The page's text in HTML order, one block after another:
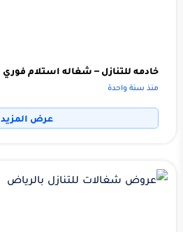
خادمه للتنازل – شغاله استلام فوري
منذ سنة واحدة
عرض المزيد